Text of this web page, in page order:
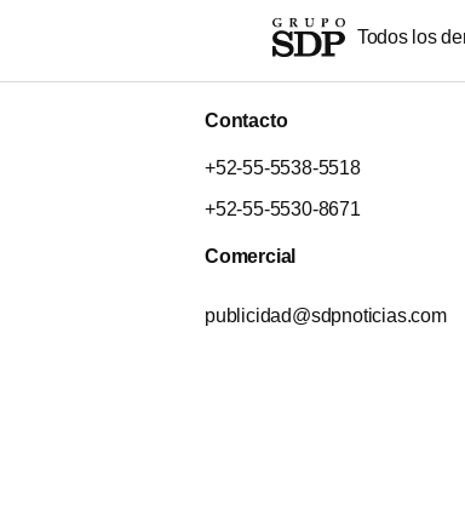
Todos los
Contacto
+52-55-5538-5518
+52-55-5530-8671
Comercial
publicidad@sdpnoticias.com